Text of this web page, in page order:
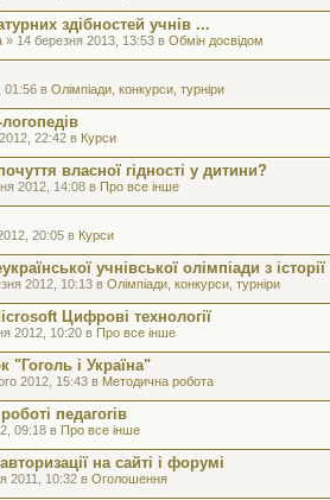
здібностей учнів ...
» 14 березня 2013, 13:53 в Обмін досвідом
01:56 в Олімпіади, конкурси, турніри
22:42 в Курси
власної гідності у дитини?
2012, 14:08 в Про все інше
20:05 в Курси
учнівської олімпіади з історії
2012, 10:13 в Олімпіади, конкурси, турніри
Цифрові технології
2012, 10:20 в Про все інше
"Гоголь і Україна"
2012, 15:43 в Методична робота
педагогів
09:18 в Про все інше
на сайті і форумі
2011, 10:32 в Оголошення